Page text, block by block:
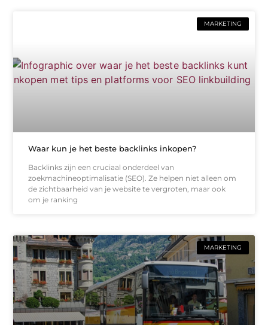
MARKETING
Waar kun je het beste backlinks inkopen?
Backlinks zijn een cruciaal onderdeel van
zoekmachineoptimalisatie (SEO). Ze helpen niet alleen om
de zichtbaarheid van je website te vergroten, maar ook
om je ranking
MARKETING